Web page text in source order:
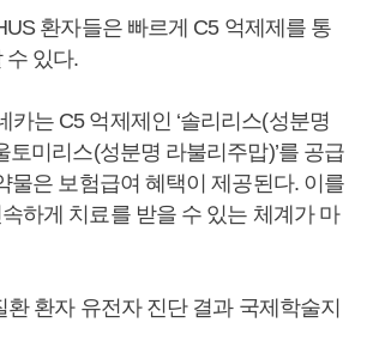
환자들은 빠르게 C5 억제제를 통
수 있다.
카는 C5 억제제인 ‘솔리리스(성분명
토미리스(성분명 라불리주맙)’를 공급
물은 보험급여 혜택이 제공된다. 이를
하게 치료를 받을 수 있는 체계가 마
환자 유전자 진단 결과 국제학술지